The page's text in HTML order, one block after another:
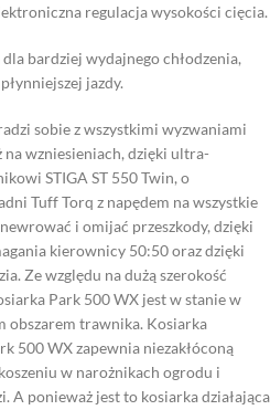
regulacja wysokości cięcia.
bardziej wydajnego chłodzenia,
jazdy.
sobie z wszystkimi wyzwaniami
wzniesieniach, dzięki ultra-
STIGA ST 550 Twin, o
Tuff Torq z napędem na wszystkie
i omijać przeszkody, dzięki
kierownicy 50:50 oraz dzięki
Ze względu na dużą szerokość
Park 500 WX jest w stanie w
obszarem trawnika. Kosiarka
500 WX zapewnia niezakłóconą
w narożnikach ogrodu i
A ponieważ jest to kosiarka działająca